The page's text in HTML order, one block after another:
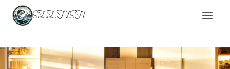
Přeskočit
SEEFISH